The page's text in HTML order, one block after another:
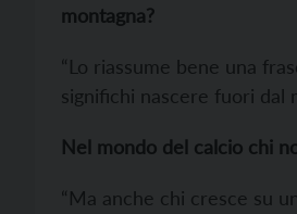
montagna?
“Lo riassume bene una
significhi nascere fuori dal
Nel mondo del calcio chi
“Ma anche chi cresce su